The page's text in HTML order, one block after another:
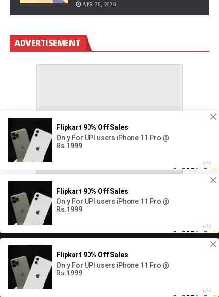
APR 26, 2026
ADVERTISEMENT
Copyright All rights reserved Ape Rata.net 2026©
Home
Local Life Style Cultivate and Gardening
Entertainment Sports Featured
Technology
Privacy Policy